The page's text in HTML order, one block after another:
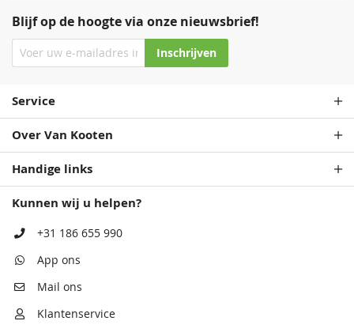
Blijf op de hoogte via onze nieuwsbrief!
Inschrijven
Service
Over Van Kooten
Handige links
Kunnen wij u helpen?
+31 186 655 990
App ons
Mail ons
Klantenservice